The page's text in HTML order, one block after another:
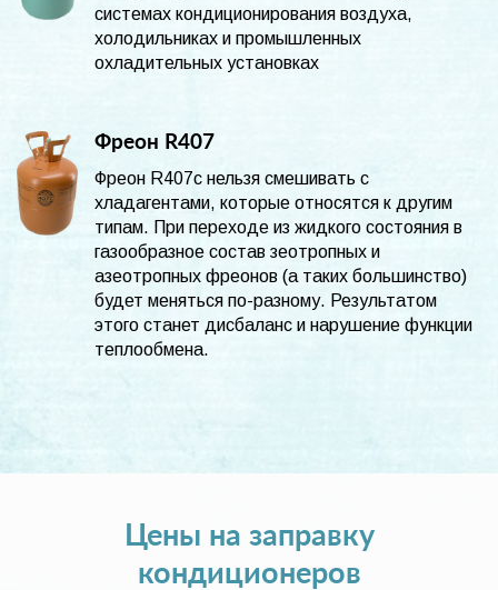
системах кондиционирования воздуха,
холодильниках и промышленных
охладительных установках
Фреон R407
Фреон R407c нельзя смешивать с
хладагентами, которые относятся к другим
типам. При переходе из жидкого состояния в
газообразное состав зеотропных и
азеотропных фреонов (а таких большинство)
будет меняться по-разному. Результатом
этого станет дисбаланс и нарушение функции
теплообмена.
Цены на заправку
кондиционеров